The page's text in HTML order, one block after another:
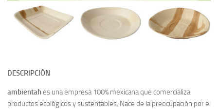
DESCRIPCIÓN
ambientahes una empresa 100% mexicana que comercializa
productos ecológicos y sustentables. Nace de la preocupación por el